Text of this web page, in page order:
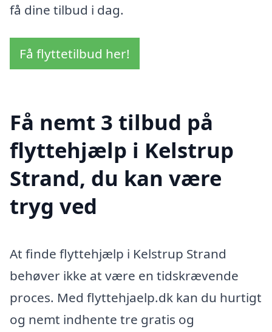
få dine tilbud i dag.
Få flyttetilbud her!
Få nemt 3 tilbud på
flyttehjælp i Kelstrup
Strand, du kan være
tryg ved
At finde flyttehjælp i Kelstrup Strand
behøver ikke at være en tidskrævende
proces. Med flyttehjaelp.dk kan du hurtigt
og nemt indhente tre gratis og